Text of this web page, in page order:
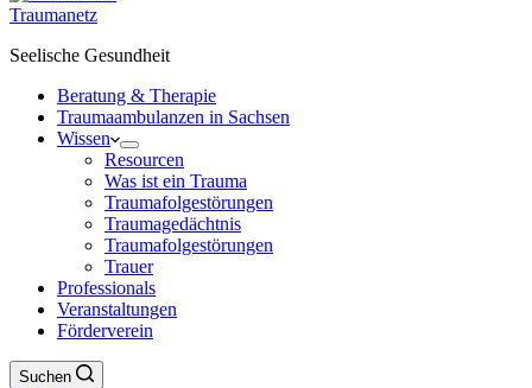
Traumanetz
Seelische Gesundheit
Beratung & Therapie
Traumaambulanzen in Sachsen
Wissen
Resourcen
Was ist ein Trauma
Traumafolgestörungen
Traumagedächtnis
Traumafolgestörungen
Trauer
Professionals
Veranstaltungen
Förderverein
Suchen